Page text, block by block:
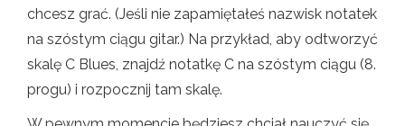
chcesz grać. (Jeśli nie zapamiętałeś nazwisk notatek
na szóstym ciągu gitar.) Na przykład, aby odtworzyć
skalę C Blues, znajdź notatkę C na szóstym ciągu (8.
progu) i rozpocznij tam skalę.